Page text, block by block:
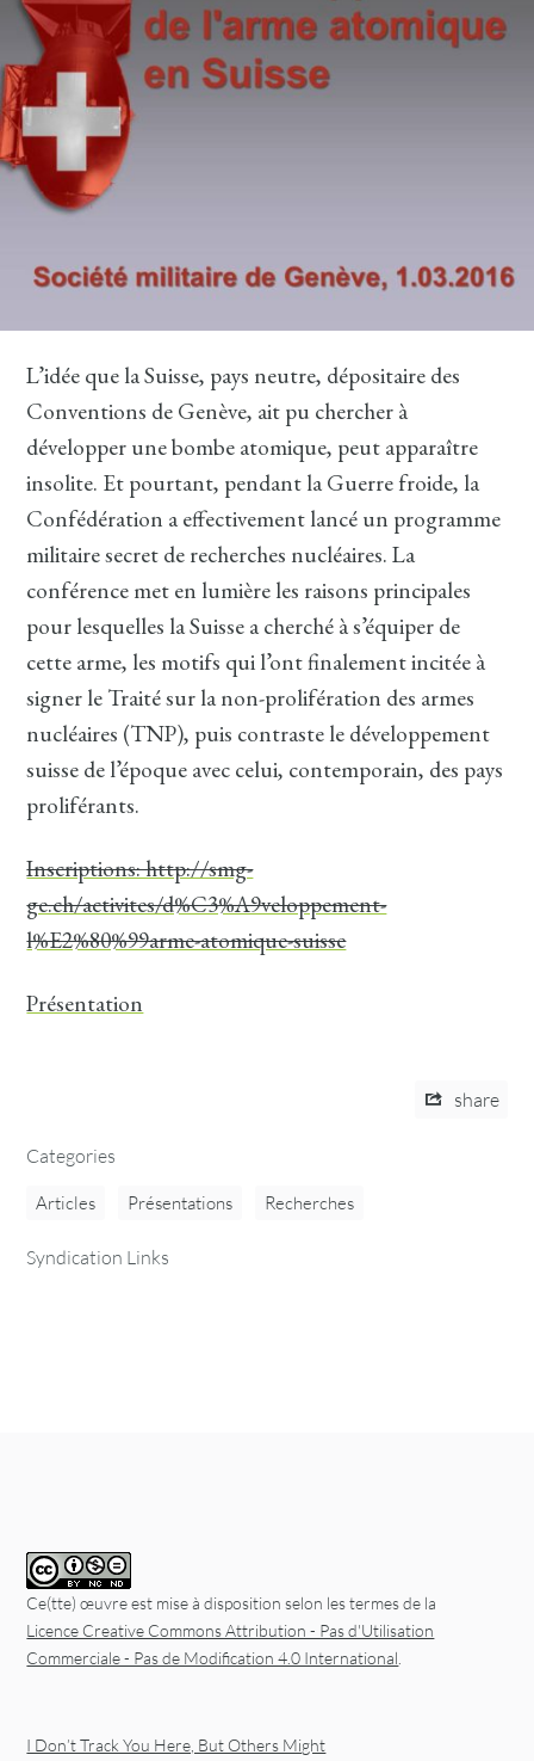
L’idée que la Suisse, pays neutre, dépositaire des
Conventions de Genève, ait pu chercher à
développer une bombe atomique, peut apparaître
insolite. Et pourtant, pendant la Guerre froide, la
Confédération a effectivement lancé un programme
militaire secret de recherches nucléaires. La
conférence met en lumière les raisons principales
pour lesquelles la Suisse a cherché à s’équiper de
cette arme, les motifs qui l’ont finalement incitée à
signer le Traité sur la non-prolifération des armes
nucléaires (TNP), puis contraste le développement
suisse de l’époque avec celui, contemporain, des pays
proliférants.
Inscriptions: http://smg-
ge.ch/activites/d%C3%A9veloppement-
l%E2%80%99arme-atomique-suisse
Présentation
share
Categories
Articles Présentations Recherches
Syndication Links
Ce(tte) œuvre est mise à disposition selon les termes de la
Licence Creative Commons Attribution - Pas d'Utilisation
Commerciale - Pas de Modification 4.0 International
I Don’t Track You Here, But Others Might